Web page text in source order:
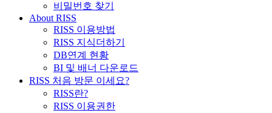
비밀번호 찾기
About RISS
RISS 이용방법
RISS 지식더하기
DB연계 현황
BI 및 배너 다운로드
RISS 처음 방문 이세요?
RISS란?
RISS 이용권한